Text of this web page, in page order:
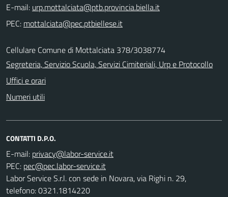
E-mail:
PEC:
Cellulare Comune di Mottalciata 378/3038774
Segreteria, Servizio Scuola, Servizi Cimiteriali, Urp e Protocollo
Uffici e orari
Numeri utili
CONTATTI D.P.O.
E-mail:
PEC:
Labor Service S.r.l. con sede in Novara, via Righi n. 29,
telefono: 0321.1814220